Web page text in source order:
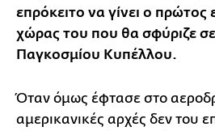
επρόκειτο να γίνει ο
χώρας του που θα σφύριζε
Παγκοσμίου Κυπέλλου.
Όταν όμως έφτασε στο
αμερικανικές αρχές δεν του